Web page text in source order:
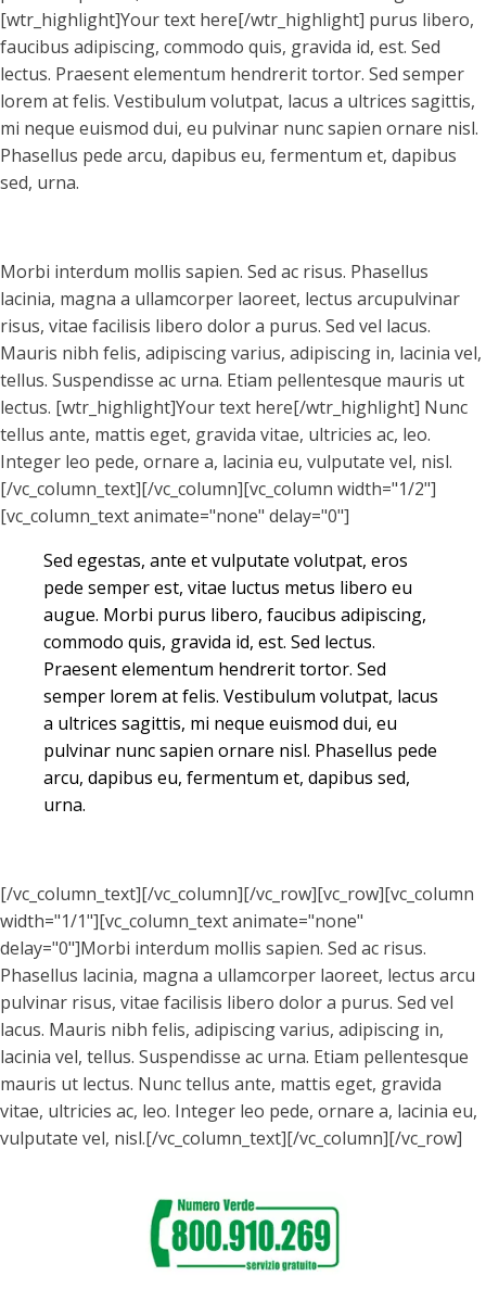
[wtr_highlight]Your text here[/wtr_highlight] purus libero,
faucibus adipiscing, commodo quis, gravida id, est. Sed
lectus. Praesent elementum hendrerit tortor. Sed semper
lorem at felis. Vestibulum volutpat, lacus a ultrices sagittis,
mi neque euismod dui, eu pulvinar nunc sapien ornare nisl.
Phasellus pede arcu, dapibus eu, fermentum et, dapibus
sed, urna.
Morbi interdum mollis sapien. Sed ac risus. Phasellus
lacinia, magna a ullamcorper laoreet, lectus arcupulvinar
risus, vitae facilisis libero dolor a purus. Sed vel lacus.
Mauris nibh felis, adipiscing varius, adipiscing in, lacinia vel,
tellus. Suspendisse ac urna. Etiam pellentesque mauris ut
lectus. [wtr_highlight]Your text here[/wtr_highlight] Nunc
tellus ante, mattis eget, gravida vitae, ultricies ac, leo.
Integer leo pede, ornare a, lacinia eu, vulputate vel, nisl.
[/vc_column_text][/vc_column][vc_column width="1/2"]
[vc_column_text animate="none" delay="0"]
Sed egestas, ante et vulputate volutpat, eros
pede semper est, vitae luctus metus libero eu
augue. Morbi purus libero, faucibus adipiscing,
commodo quis, gravida id, est. Sed lectus.
Praesent elementum hendrerit tortor. Sed
semper lorem at felis. Vestibulum volutpat, lacus
a ultrices sagittis, mi neque euismod dui, eu
pulvinar nunc sapien ornare nisl. Phasellus pede
arcu, dapibus eu, fermentum et, dapibus sed,
urna.
[/vc_column_text][/vc_column][/vc_row][vc_row][vc_column
width="1/1"][vc_column_text animate="none"
delay="0"]Morbi interdum mollis sapien. Sed ac risus.
Phasellus lacinia, magna a ullamcorper laoreet, lectus arcu
pulvinar risus, vitae facilisis libero dolor a purus. Sed vel
lacus. Mauris nibh felis, adipiscing varius, adipiscing in,
lacinia vel, tellus. Suspendisse ac urna. Etiam pellentesque
mauris ut lectus. Nunc tellus ante, mattis eget, gravida
vitae, ultricies ac, leo. Integer leo pede, ornare a, lacinia eu,
vulputate vel, nisl.[/vc_column_text][/vc_column][/vc_row]